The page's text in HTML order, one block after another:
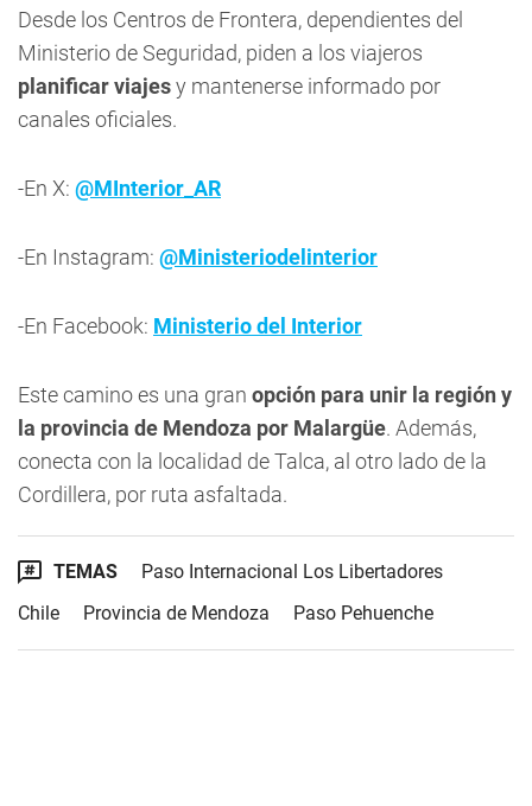
Desde los Centros de Frontera, dependientes del
Ministerio de Seguridad, piden a los viajeros
planificar viajesy mantenerse informado por
canales oficiales.
-En X: @MInterior_AR
-En Instagram: @Ministeriodelinterior
-En Facebook: Ministerio del Interior
Este camino es una gran opción para unir la región y
la provincia de Mendoza por Malargüe. Además,
conecta con la localidad de Talca, al otro lado de la
Cordillera, por ruta asfaltada.
TEMAS
Paso Internacional Los Libertadores
Chile
Provincia de Mendoza Paso Pehuenche